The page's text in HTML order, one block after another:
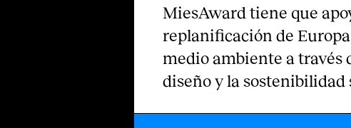
MiesAward tiene que
replanificación de
medio ambiente a través
diseño y la sostenibilidad